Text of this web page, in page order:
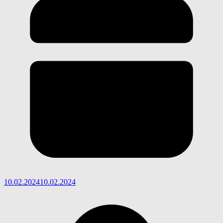
10.02.202410.02.2024